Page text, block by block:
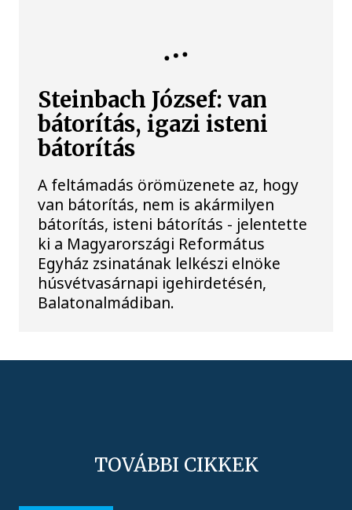
Steinbach József: van
bátorítás, igazi isteni
bátorítás
A feltámadás örömüzenete az, hogy
van bátorítás, nem is akármilyen
bátorítás, isteni bátorítás - jelentette
ki a Magyarországi Református
Egyház zsinatának lelkészi elnöke
húsvétvasárnapi igehirdetésén,
Balatonalmádiban.
TOVÁBBI CIKKEK